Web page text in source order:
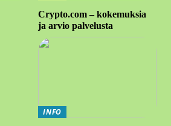
Crypto.com – kokemuksia
ja arvio palvelusta
INFO